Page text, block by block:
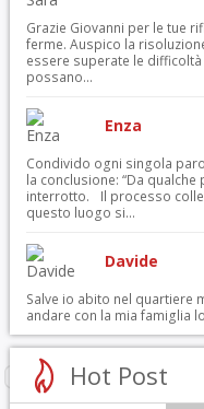
Grazie Giovanni per le tue
ferme. Auspico la
essere superate le
possano...
Enza
Condivido ogni singola
la conclusione: “Da
interrotto. Il processo
questo luogo si...
Davide
Salve io abito nel quartiere
andare con la mia famiglia
Hot Post